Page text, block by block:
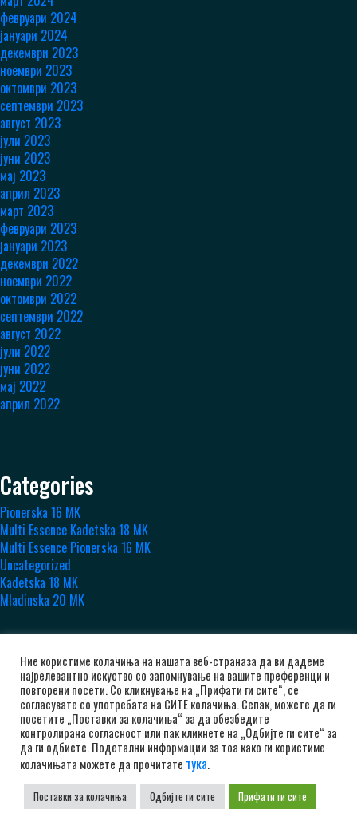
февруари 2024
јануари 2024
декември 2023
ноември 2023
октомври 2023
септември 2023
август 2023
јули 2023
јуни 2023
мај 2023
април 2023
март 2023
февруари 2023
јануари 2023
декември 2022
ноември 2022
октомври 2022
септември 2022
август 2022
јули 2022
јуни 2022
мај 2022
април 2022
Categories
Pionerska 16 MK
Multi Essence Kadetska 18 MK
Multi Essence Pionerska 16 MK
Uncategorized
Kadetska 18 MK
Mladinska 20 MK
РК Алкалоид
Ние користиме колачиња на нашата веб-страназа да ви дадеме
најрелевантно искуство со запомнување на вашите преференци и
повторени посети. Со кликнување на „Прифати ги сите“, се
согласувате со употребата на СИТЕ колачиња. Сепак, можете да ги
посетите „Поставки за колачиња“ за да обезбедите
контролирана согласност или пак кликнете на „Одбијте ги сите“ за
да ги одбиете. Подетални информации за тоа како ги користиме
колачињата можете да прочитате тука.
Поставки за колачиња Одбијте ги сите Прифати ги сите